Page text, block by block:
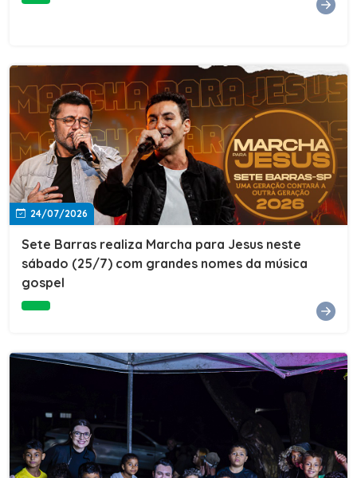
24/07/2026
Sete Barras realiza Marcha para Jesus neste
sábado (25/7) com grandes nomes da música
gospel